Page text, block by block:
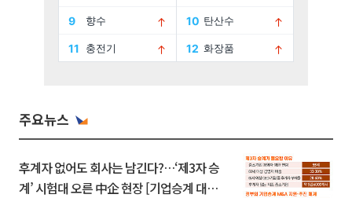
주요뉴스
후계자 없어도 회사는 남긴다?…‘제3자 승
계’ 시험대 오른 中企 현장 [기업승계 대전